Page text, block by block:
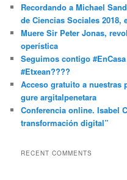
Recordando a Michael
de Ciencias Sociales 2018,
Muere Sir Peter Jonas,
operística
Seguimos contigo
#Etxean????
Acceso gratuito a nuestras
gure argitalpenetara
Conferencia online. Isabel
transformación digital”
RECENT COMMENTS